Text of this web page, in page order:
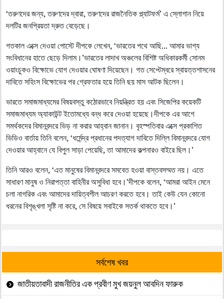
‘তরুণদের জন্য, তরুণদের দ্বারা, তরুণদের রাজনৈতিক প্ল্যাটফর্ম’ এ স্লোগান নিয়ে
দলটির জনপ্রিয়তা দ্রুত বেড়েছে।
গতকাল এক্সে দেওয়া পোস্টে দীপকে লেখেন, ‘ভারতের পথে আছি... আমার ভাগ্য
সংবিধানের হাতে ছেড়ে দিলাম।’ভারতের লাদাখ অঞ্চলের বিশিষ্ট অধিকারকর্মী সোনম
ওয়াংচুকও বিক্ষোভে যোগ দেওয়ার ঘোষণা দিয়েছেন। গত সেপ্টেম্বরে স্বায়ত্তশাসনের
দাবিতে সহিংস বিক্ষোভের পর গ্রেফতার হয়ে তিনি ছয় মাস আটক ছিলেন।
ভারতে সমাজমাধ্যমের বিষয়বস্তু কঠোরভাবে নিয়ন্ত্রিত হয় এবং সিজেপির কয়েকটি
সমাজমাধ্যম অ্যাকাউন্ট ইতোমধ্যে বন্ধ করে দেওয়া হয়েছে।দীপকে এর আগে
সমর্থকদের বিমানবন্দরে ভিড় না করার আহ্বান জানান। বৃহস্পতিবার এক্সে প্রকাশিত
ভিডিও বার্তায় তিনি বলেন, ‘ধর্মেন্দ্র প্রধানের পদত্যাগ দাবিতে দিল্লি বিমানবন্দরে যোগ
দেওয়ার আহ্বানে যে বিপুল সাড়া পেয়েছি, তা আমাদের কল্পনারও বাইরে ছিল।’
তিনি আরও বলেন, ‘এত মানুষের বিমানবন্দরে সমবেত হওয়া বাস্তবসম্মত নয়। এতে
সাধারণ মানুষ ও নিরাপত্তা বাহিনীর অসুবিধা হবে।’দীপকে বলেন, ‘আমরা আইন মেনে
চলা নাগরিক এবং আমাদের দায়িত্বশীল আচরণ করতে হবে। তাই কেউ যেন কোনো
ধরনের বিশৃঙ্খলা সৃষ্টি না করে, সে বিষয়ে সবাইকে সতর্ক থাকতে হবে।’
সর্বশেষ খবর
জাতীয়তাবাদী রাজনীতির এক প্রবীণ মুখ জয়নুল আবদিন ফারুক